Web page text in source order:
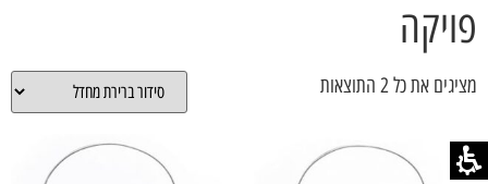
פויקה
מציגים את כל ⁦2⁩ התוצאות